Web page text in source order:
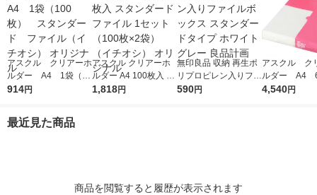
アスクル クリアーホ
ルダー A4 1袋（10
0枚） スタンダー
914円
アスクル クリアーホ
ルダー A4 100枚入 ス
タンダード ファイル
1,818円
無印良品 収納 再生ポ
リプロピレン入りファ
イルボックス スタン
590円
アスクル ク
ルダー A4
エコノミー
4,540円
最近見た商品
商品を閲覧すると履歴が表示されます